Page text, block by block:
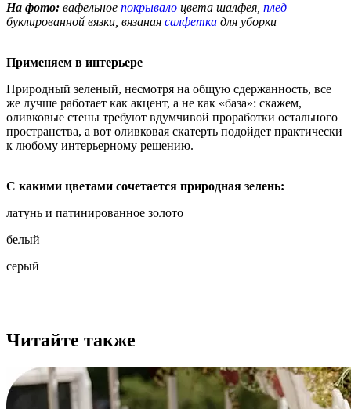
На фото: вафельное покрывало цвета шалфея, плед
буклированной вязки, вязаная салфетка для уборки
Применяем в интерьере
Природный зеленый, несмотря на общую сдержанность, все
же лучше работает как акцент, а не как «база»: скажем,
оливковые стены требуют вдумчивой проработки остального
пространства, а вот оливковая скатерть подойдет практически
к любому интерьерному решению.
С какими цветами сочетается природная зелень:
латунь и патинированное золото
белый
серый
Читайте также